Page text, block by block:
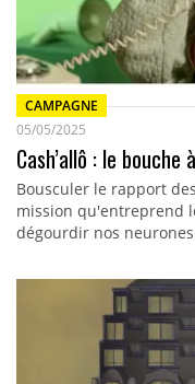
CAMPAGNE
05/05/2025
Cash’allô : le
Bousculer le rapport
mission qu'entreprend
dégourdir nos